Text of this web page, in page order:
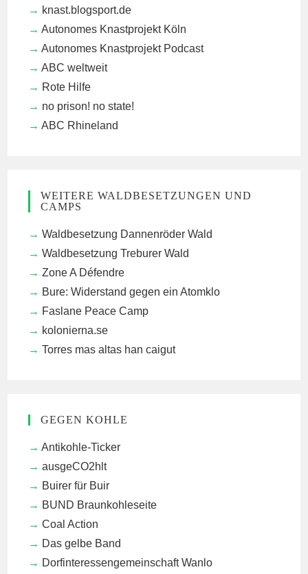
knast.blogsport.de
Autonomes Knastprojekt Köln
Autonomes Knastprojekt Podcast
ABC weltweit
Rote Hilfe
no prison! no state!
ABC Rhineland
WEITERE WALDBESETZUNGEN UND
CAMPS
Waldbesetzung Dannenröder Wald
Waldbesetzung Treburer Wald
Zone A Défendre
Bure: Widerstand gegen ein Atomklo
Faslane Peace Camp
kolonierna.se
Torres mas altas han caigut
GEGEN KOHLE
Antikohle-Ticker
ausgeCO2hlt
Buirer für Buir
BUND Braunkohleseite
Coal Action
Das gelbe Band
Dorfinteressengemeinschaft Wanlo